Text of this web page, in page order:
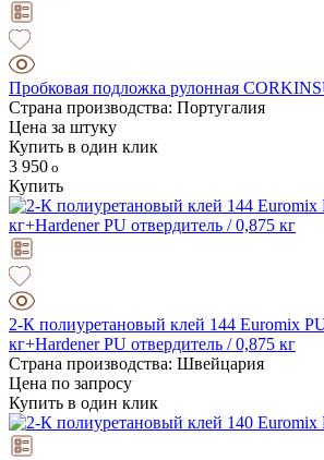
Пробковая подложка рулонная
Страна производства: Португалия
Цена за штуку
Купить в один клик
3 950
Купить
2-К полиуретановый клей 144 Euromix
кг+Hardener PU отвердитель / 0,875 кг
Страна производства: Швейцария
Цена по запросу
Купить в один клик